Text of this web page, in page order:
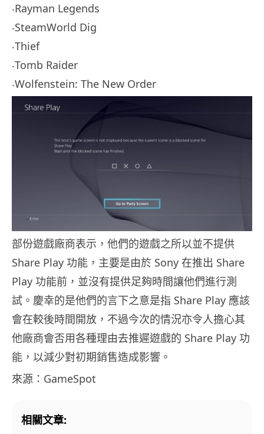
‧Rayman Legends
‧SteamWorld Dig
‧Thief
‧Tomb Raider
‧Wolfenstein: The New Order
部份遊戲廠商表示，他們的遊戲之所以並不提供
Share Play 功能，主要是由於 Sony 在推出 Share
Play 功能前，並沒有提供足夠時間讓他們進行測
試。慶幸的是他們的言下之意是指 Share Play 應該
會在較後時間開放，不過今次的情況亦令人擔心其
他廠商會否用各種理由去推遲遊戲的 Share Play 功
能，以減少對初期銷售造成影響。
來源：GameSpot
相關文章: